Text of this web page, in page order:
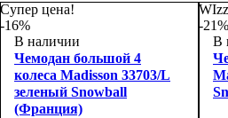
75х50х30
Супер цена!
-16%
В наличии
Чемодан большой 4
колеса Madisson 33703/L
зеленый Snowball
(Франция)
-21%
В